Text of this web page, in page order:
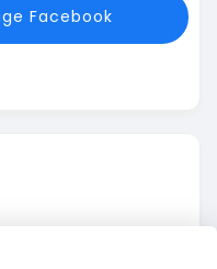
Facebook